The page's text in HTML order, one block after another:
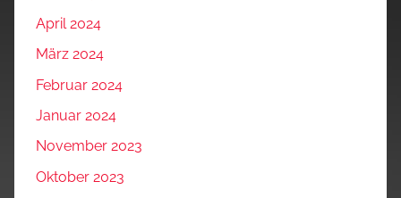
April 2024
März 2024
Februar 2024
Januar 2024
November 2023
Oktober 2023